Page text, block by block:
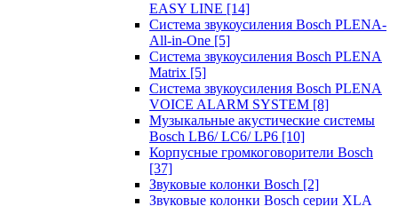
EASY LINE [14]
Система звукоусиления Bosch PLENA-
All-in-One [5]
Система звукоусиления Bosch PLENA
Matrix [5]
Система звукоусиления Bosch PLENA
VOICE ALARM SYSTEM [8]
Музыкальные акустические системы
Bosch LB6/ LC6/ LP6 [10]
Корпусные громкоговорители Bosch
[37]
Звуковые колонки Bosch [2]
Звуковые колонки Bosch серии XLA